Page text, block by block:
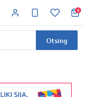
0
Otsing